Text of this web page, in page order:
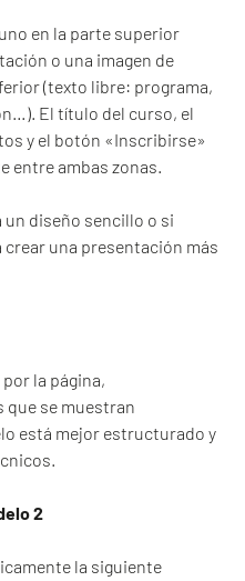
en la parte superior
o una imagen de
(texto libre: programa,
El título del curso, el
y el botón «Inscribirse»
entre ambas zonas.
un diseño sencillo o si
crear una presentación más
la página,
que se muestran
está mejor estructurado y
2
la siguiente